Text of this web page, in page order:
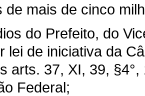
de mais de cinco
do Prefeito, do
lei de iniciativa da
arts. 37, XI, 39,
Federal;